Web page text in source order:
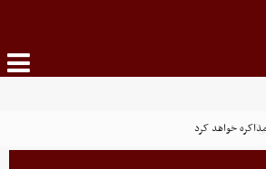
خواهد کرد